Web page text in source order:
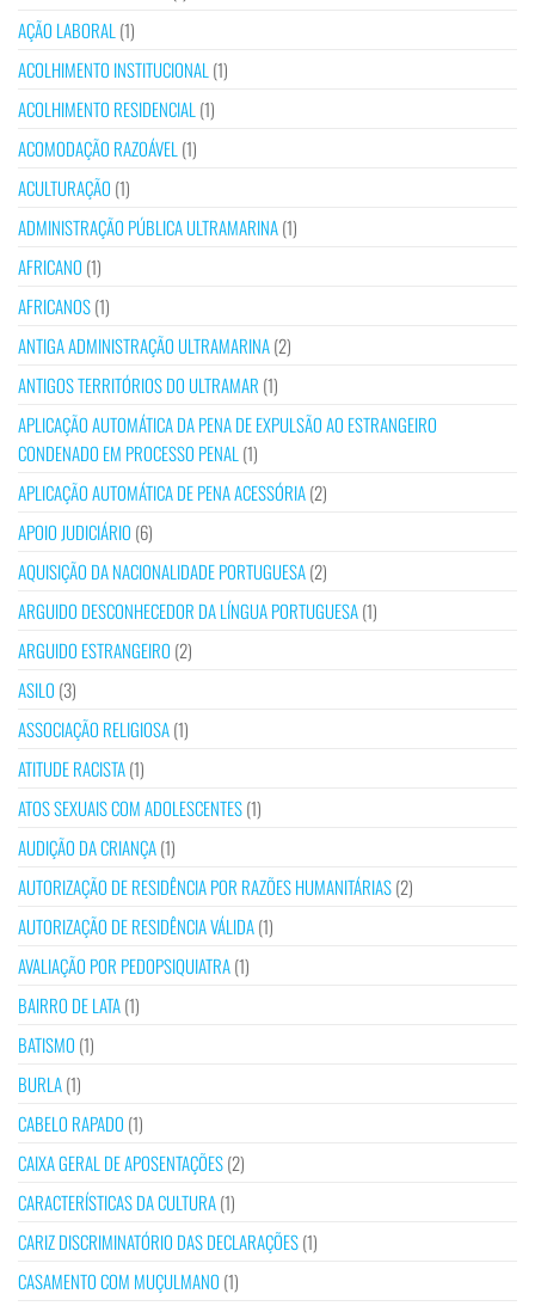
AÇÃO LABORAL (1)
ACOLHIMENTO INSTITUCIONAL (1)
ACOLHIMENTO RESIDENCIAL (1)
ACOMODAÇÃO RAZOÁVEL (1)
ACULTURAÇÃO (1)
ADMINISTRAÇÃO PÚBLICA ULTRAMARINA(1)
AFRICANO (1)
AFRICANOS(1)
ANTIGA ADMINISTRAÇÃO ULTRAMARINA(2)
ANTIGOS TERRITÓRIOS DO ULTRAMAR (1)
APLICAÇÃO AUTOMÁTICA DA PENA DE EXPULSÃO AO ESTRANGEIRO
CONDENADO EM PROCESSO PENAL (1)
APLICAÇÃO AUTOMÁTICA DE PENA ACESSÓRIA(2)
APOIO JUDICIÁRIO (6)
AQUISIÇÃO DA NACIONALIDADE PORTUGUESA(2)
ARGUIDO DESCONHECEDOR DA LÍNGUA PORTUGUESA(1)
ARGUIDO ESTRANGEIRO (2)
ASILO (3)
ASSOCIAÇÃO RELIGIOSA(1)
ATITUDE RACISTA(1)
ATOS SEXUAIS COM ADOLESCENTES(1)
AUDIÇÃO DA CRIANÇA(1)
AUTORIZAÇÃO DE RESIDÊNCIA POR RAZÕES HUMANITÁRIAS(2)
AUTORIZAÇÃO DE RESIDÊNCIA VÁLIDA(1)
AVALIAÇÃO POR PEDOPSIQUIATRA(1)
BAIRRO DE LATA(1)
BATISMO (1)
BURLA(1)
CABELO RAPADO (1)
CAIXA GERAL DE APOSENTAÇÕES(2)
CARACTERÍSTICAS DA CULTURA(1)
CARIZ DISCRIMINATÓRIO DAS DECLARAÇÕES(1)
CASAMENTO COM MUÇULMANO (1)